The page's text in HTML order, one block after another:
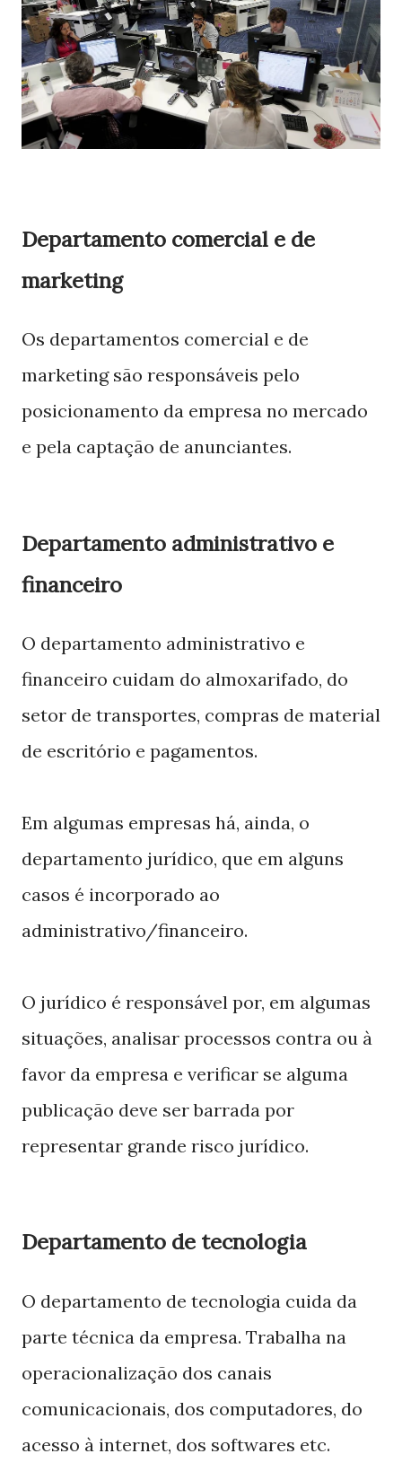
Departamento comercial e de
marketing
Os departamentos comercial e de
marketing são responsáveis pelo
posicionamento da empresa no mercado
e pela captação de anunciantes.
Departamento administrativo e
financeiro
O departamento administrativo e
financeiro cuidam do almoxarifado, do
setor de transportes, compras de material
de escritório e pagamentos.
Em algumas empresas há, ainda, o
departamento jurídico, que em alguns
casos é incorporado ao
administrativo/financeiro.
O jurídico é responsável por, em algumas
situações, analisar processos contra ou à
favor da empresa e verificar se alguma
publicação deve ser barrada por
representar grande risco jurídico.
Departamento de tecnologia
O departamento de tecnologia cuida da
parte técnica da empresa. Trabalha na
operacionalização dos canais
comunicacionais, dos computadores, do
acesso à internet, dos softwares etc.